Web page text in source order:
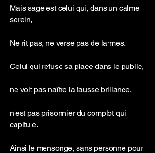
Mais sage est celui qui, dans un calme
serein,
Ne rit pas, ne verse pas de larmes.
Celui qui refuse sa place dans le public,
ne voit pas naître la fausse brillance,
n'est pas prisonnier du complot qui
capitule.
Ainsi le mensonge, sans personne pour